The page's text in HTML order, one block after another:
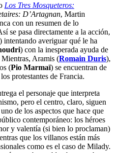
Los Tres Mosqueteros:
D’Artagnan, Martin
con un resumen de lo
se pasa directamente a la acción,
averiguar qué le ha
) con la inesperada ayuda de
Mientras, Aramis (Romain Duris),
(Pio Marmaï) se encuentran de
protestantes de Francia.
el personaje que interpreta
pero el centro, claro, siguen
de los aspectos que hace que
contemporáneo: los héroes
y valentía (si bien lo proclaman)
que los villanos están más
como es el caso de Milady.